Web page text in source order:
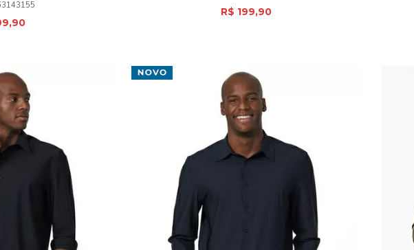
R$ 199,90